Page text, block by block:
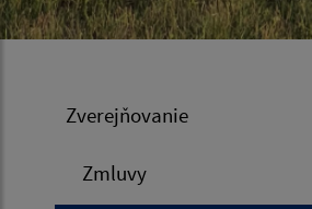
Zverejňovanie
Zmluvy